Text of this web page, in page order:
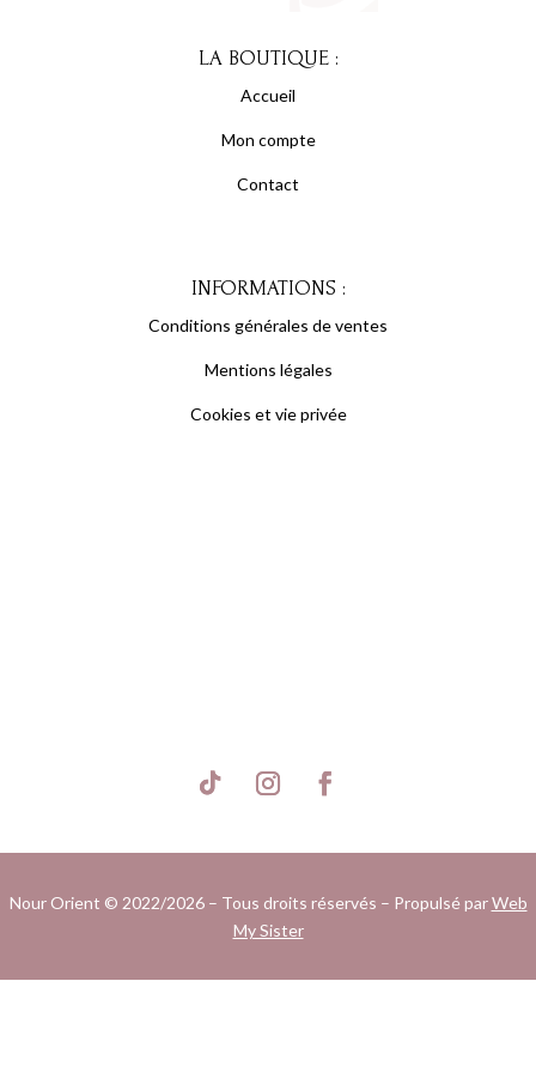
LA BOUTIQUE :
Accueil
Mon compte
Contact
INFORMATIONS :
Conditions générales de ventes
Mentions légales
Cookies et vie privée
Nour Orient © 2022/2026 – Tous droits réservés – Propulsé parWeb
My Sister